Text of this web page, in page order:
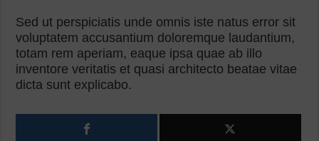
Sed ut perspiciatis unde omnis iste natus error sit
voluptatem accusantium doloremque laudantium,
totam rem aperiam, eaque ipsa quae ab illo
inventore veritatis et quasi architecto beatae vitae
dicta sunt explicabo.